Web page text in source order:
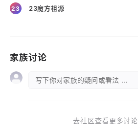
23 23魔方祖源
家族讨论
写下你对家族的疑问或看法 ...
去社区查看更多讨论